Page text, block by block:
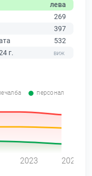
лева
269
397
532
г.
персонал
2023 2024